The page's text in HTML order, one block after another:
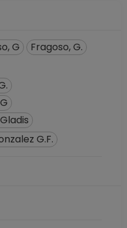
G
Fragoso, G.
G.F.